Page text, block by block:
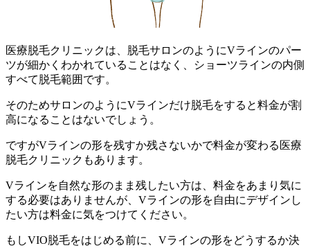
医療脱毛クリニックは、脱毛サロンのようにVラインのパー
ツが細かくわかれていることはなく、ショーツラインの内側
すべて脱毛範囲です。
そのためサロンのようにVラインだけ脱毛をすると料金が割
高になることはないでしょう。
ですがVラインの形を残すか残さないかで料金が変わる 医療
脱毛クリニックもあります。
Vラインを自然な形のまま残したい方は、料金をあまり気に
する必要はありませんが、Vラインの形を自由にデザインし
たい方は料金に気をつけてください。
もしVIO脱毛をはじめる前に、Vラインの形をどうするか決